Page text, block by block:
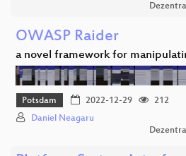
OWASP Raider
a novel framework for
Potsdam 2022-12-29
212
Daniel Neagaru